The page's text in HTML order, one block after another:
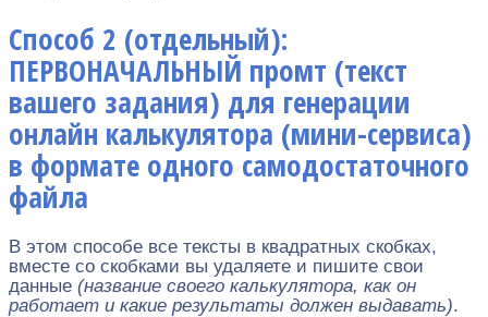
Способ 2 (отдельный):
ПЕРВОНАЧАЛЬНЫЙ промт (текст
вашего задания) для генерации
онлайн калькулятора (мини-сервиса)
в формате одного самодостаточного
файла
В этом способе все тексты в квадратных скобках,
вместе со скобками вы удаляете и пишите свои
данные (название своего калькулятора, как он
работает и какие результаты должен выдавать).